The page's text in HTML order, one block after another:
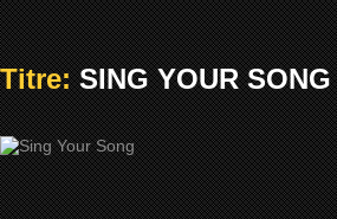
Titre:SING YOUR SONG